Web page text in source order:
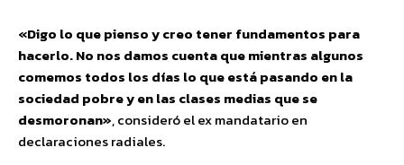
«Digo lo que pienso y creo tener fundamentos para
hacerlo. No nos damos cuenta que mientras algunos
comemos todos los días lo que está pasando en la
sociedad pobre y en las clases medias que se
desmoronan», consideró el ex mandatario en
declaraciones radiales.